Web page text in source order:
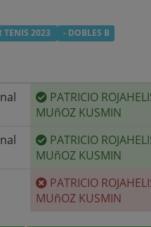
TENIS 2023 - DOBLES B
PATRICIO
MUñOZ KUSMIN
PATRICIO
MUñOZ KUSMIN
PATRICIO
MUñOZ KUSMIN